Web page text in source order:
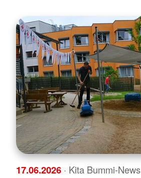
17.06.2026 · Kita Bummi-News